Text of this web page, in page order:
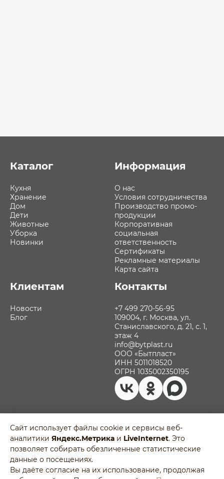
Каталог
Кухня
Хранение
Дом
Дети
Животные
Уборка
Новинки
Информация
О нас
Условия сотрудничества
Производство промо-
продукции
Корпоративная
социальная
ответственность
Сертификаты
Рекламные материалы
Карта сайта
Клиентам
Новости
Блог
Контакты
+7 499 270-56-95
109004, г. Москва, ул.
Станиславского, д. 21, с. 1,
этаж 4
info@bytplast.ru
ООО «Бытпласт»
ИНН 5011018520
ОГРН 1035002350195
Политика обработки персональных
данных
Пользовательское соглашение
Отозвать согласие на обработку
Сайт использует файлы cookie и сервисы веб-
аналитики Яндекс.Метрика и LiveInternet. Это
позволяет собирать обезличенные статистические
данные о посещениях.
Вы даёте согласие на их использование, продолжая